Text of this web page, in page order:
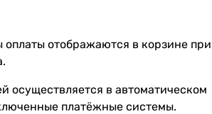
оплаты отображаются в корзине при
осуществляется в автоматическом
платёжные системы.